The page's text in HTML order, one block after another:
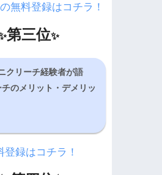
無料登録はコチラ！
第三位✨
クリーチ経験者が語
のメリット・デメリッ
録はコチラ！